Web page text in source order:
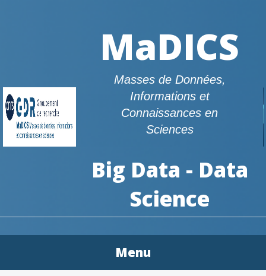
MaDICS
Masses de Données,
Informations et
Connaissances en
Sciences
Big Data - Data
Science
Menu